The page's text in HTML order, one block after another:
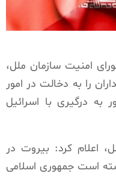
امنیت سازمان ملل،
را به دخالت در امور
به درگیری با اسرائیل
اعلام کرد: بیروت در
است جمهوری اسلامی